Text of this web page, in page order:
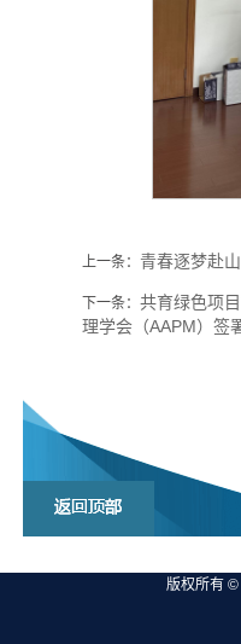
上一条： 青春逐梦赴
下一条： 共育绿色项
理学会（AAPM）签
版权所有 ©